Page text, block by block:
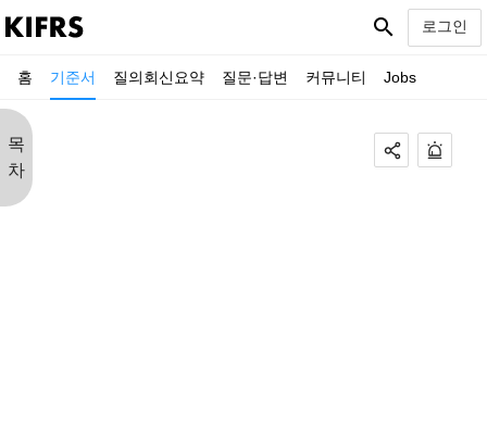
홈 기준서 질의회신요약 질문·답변 커뮤니티 Jobs
search 로그인
목
차